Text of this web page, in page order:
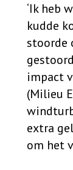
‘Ik heb
kudde
stoorde
impact
(Milieu
extra
om het